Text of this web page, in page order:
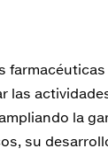
las
la
su